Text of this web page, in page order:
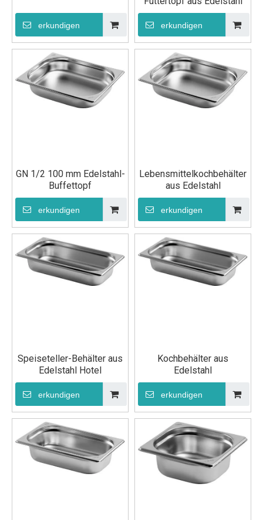
erkundigen erkundigen
GN 1/2 100 mm Edelstahl-
Buffettopf
erkundigen
Lebensmittelkochbehälter
aus Edelstahl
erkundigen
Speiseteller-Behälter aus
Edelstahl Hotel
erkundigen
Kochbehälter aus
Edelstahl
erkundigen